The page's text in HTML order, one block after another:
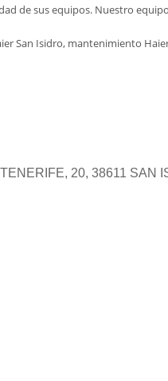
de sus equipos. Nuestro
San Isidro, mantenimiento
20, 38611 SAN